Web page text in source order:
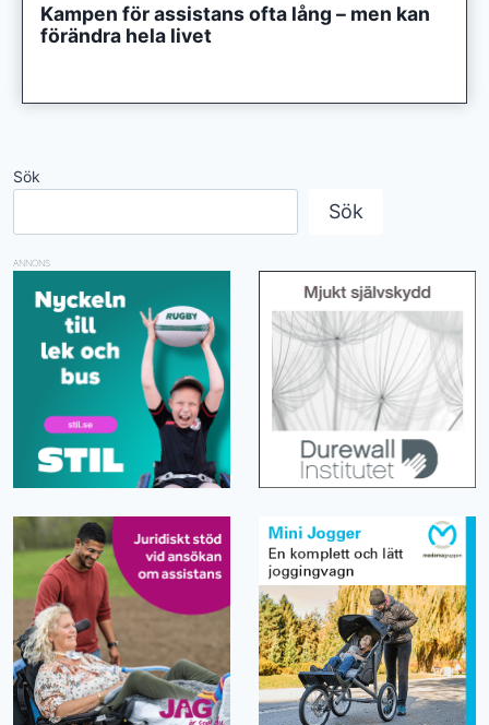
Kampen för assistans ofta lång – men kan
förändra hela livet
Sök
Sök
ANNONS